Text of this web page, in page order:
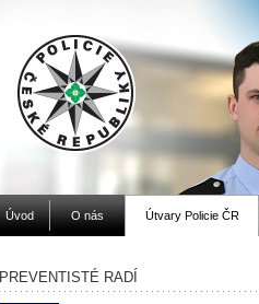
Úvod O nás Útvary Policie ČR
PREVENTISTÉ RADÍ